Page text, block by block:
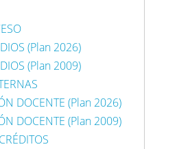
(Plan 2026)
(Plan 2009)
DOCENTE (Plan 2026)
DOCENTE (Plan 2009)